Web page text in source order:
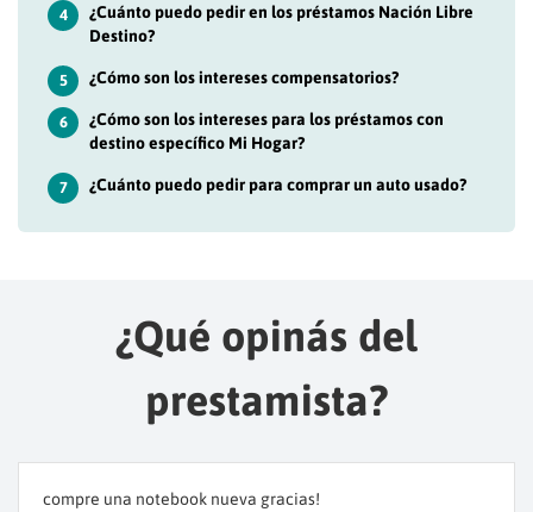
4
¿Cuánto puedo pedir en los préstamos Nación Libre
Destino?
5 ¿Cómo son los intereses compensatorios?
6
¿Cómo son los intereses para los préstamos con
destino específico Mi Hogar?
7 ¿Cuánto puedo pedir para comprar un auto usado?
¿Qué opinás del
prestamista?
compre una notebook nueva gracias!